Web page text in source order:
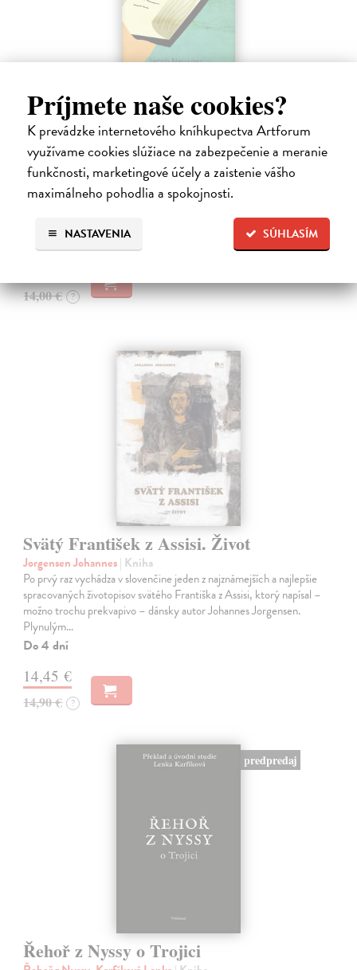
Príjmete naše cookies?
K prevádzke internetového kníhkupectva Artforum
využívame cookies slúžiace na zabezpečenie a meranie
funkčnosti, marketingové účely a zaistenie vášho
maximálneho pohodlia a spokojnosti.
SÚHLASÍM
NASTAVENIA
Rabín sa rozpráva s Ježišom
Neusner Jacob| Kniha
Autor knihy sa v duchu stáva v Galilei poslucháčom Ježišovej Reči na
vrchu. Ako pravoverný rabín sa usiluje pozorne počúvať tohto nového
učiteľa a porovnáva jeho učenie s tým, čo hovorí židovská Tóra.
Na sklade
14,00 € ?
Svätý František z Assisi. Život
Jorgensen Johannes| Kniha
Po prvý raz vychádza v slovenčine jeden z najznámejších a najlepšie
spracovaných životopisov svätého Františka z Assisi, ktorý napísal –
možno trochu prekvapivo – dánsky autor Johannes Jorgensen.
Plynulým…
Do 4 dní
14,45 €
14,90 € ?
predpredaj
Řehoř z Nyssy o Trojici